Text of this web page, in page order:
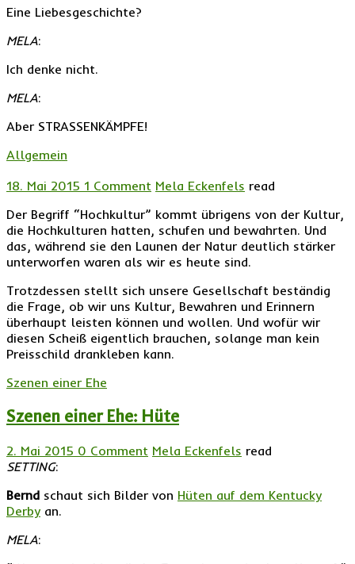
Eine Liebesgeschichte?
MELA:
Ich denke nicht.
MELA:
Aber STRASSENKÄMPFE!
Allgemein
18. Mai 2015 1 Comment Mela Eckenfels read
Der Begriff “Hochkultur” kommt übrigens von der Kultur,
die Hochkulturen hatten, schufen und bewahrten. Und
das, während sie den Launen der Natur deutlich stärker
unterworfen waren als wir es heute sind.
Trotzdessen stellt sich unsere Gesellschaft beständig
die Frage, ob wir uns Kultur, Bewahren und Erinnern
überhaupt leisten können und wollen. Und wofür wir
diesen Scheiß eigentlich brauchen, solange man kein
Preisschild drankleben kann.
Szenen einer Ehe
Szenen einer Ehe: Hüte
2. Mai 2015 0 Comment Mela Eckenfels read
SETTING:
Bernd schaut sich Bilder von Hüten auf dem Kentucky
Derby an.
MELA: